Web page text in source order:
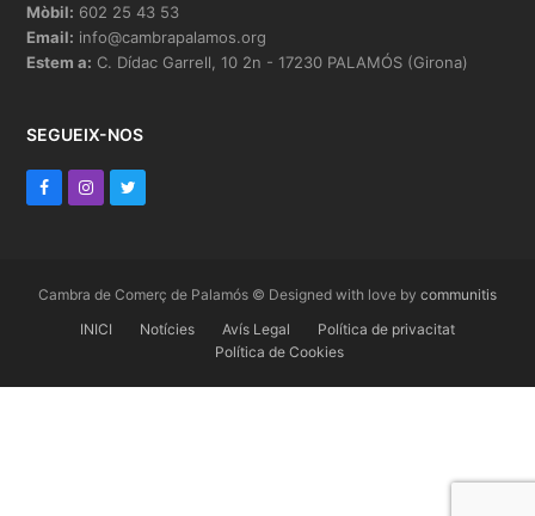
Mòbil: 602 25 43 53
Email: info@cambrapalamos.org
Estem a: C. Dídac Garrell, 10 2n - 17230 PALAMÓS (Girona)
SEGUEIX-NOS
e
t
a
t
t
Cambra de Comerç de Palamós © Designed with love by communitis
INICI
Notícies Avís Legal
Política de privacitat
Política de Cookies